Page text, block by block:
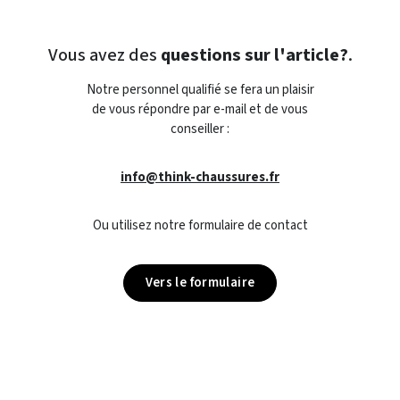
Vous avez des questions sur l'article?.
Notre personnel qualifié se fera un plaisir
de vous répondre par e-mail et de vous
conseiller :
info@think-chaussures.fr
Ou utilisez notre formulaire de contact
Vers le formulaire